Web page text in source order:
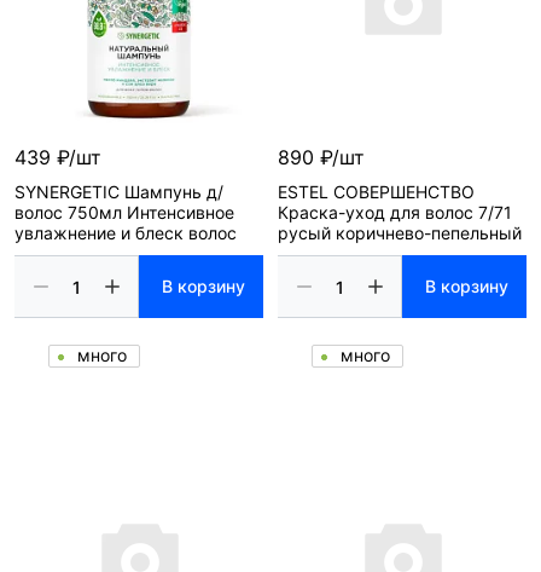
439 ₽/шт
SYNERGETIC Шампунь д/
волос 750мл Интенсивное
увлажнение и блеск волос
В корзину
много
890 ₽/шт
ESTEL СОВЕРШЕНСТВО
Краска-уход для волос 7/71
русый коричнево-пепельный
В корзину
много